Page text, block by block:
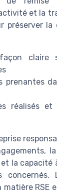
et la
préserver la
claire
prenantes
réalisés
la capacité
RSE